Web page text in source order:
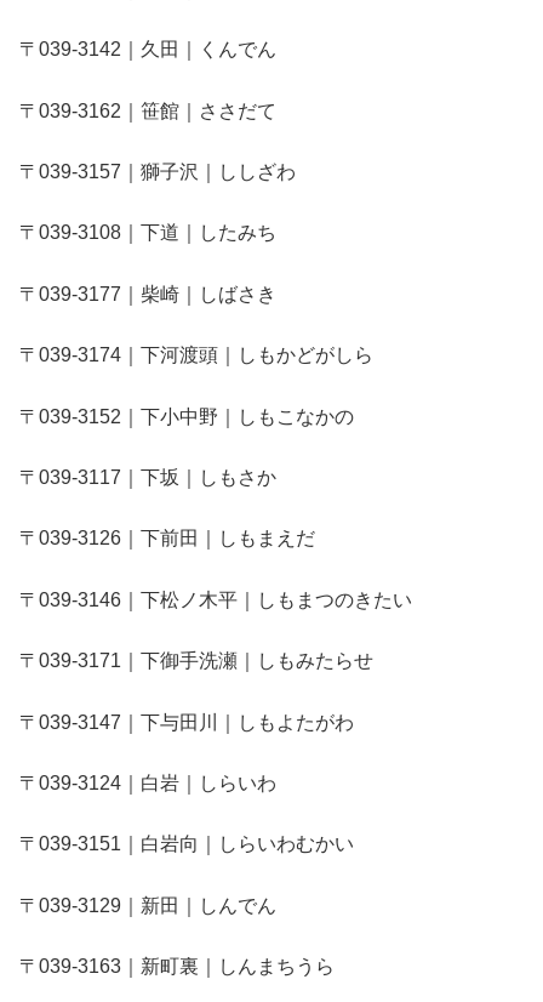
〒039-3142｜久田｜くんでん
〒039-3162｜笹館｜ささだて
〒039-3157｜獅子沢｜ししざわ
〒039-3108｜下道｜したみち
〒039-3177｜柴崎｜しばさき
〒039-3174｜下河渡頭｜しもかどがしら
〒039-3152｜下小中野｜しもこなかの
〒039-3117｜下坂｜しもさか
〒039-3126｜下前田｜しもまえだ
〒039-3146｜下松ノ木平｜しもまつのきたい
〒039-3171｜下御手洗瀬｜しもみたらせ
〒039-3147｜下与田川｜しもよたがわ
〒039-3124｜白岩｜しらいわ
〒039-3151｜白岩向｜しらいわむかい
〒039-3129｜新田｜しんでん
〒039-3163｜新町裏｜しんまちうら